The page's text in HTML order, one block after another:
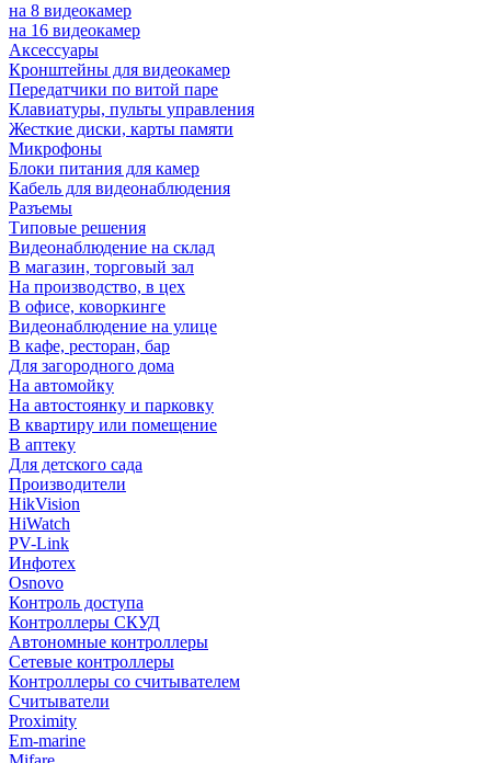
на 8 видеокамер
на 16 видеокамер
Аксессуары
Кронштейны для видеокамер
Передатчики по витой паре
Клавиатуры, пульты управления
Жесткие диски, карты памяти
Микрофоны
Блоки питания для камер
Кабель для видеонаблюдения
Разъемы
Типовые решения
Видеонаблюдение на склад
В магазин, торговый зал
На производство, в цех
В офисе, коворкинге
Видеонаблюдение на улице
В кафе, ресторан, бар
Для загородного дома
На автомойку
На автостоянку и парковку
В квартиру или помещение
В аптеку
Для детского сада
Производители
HikVision
HiWatch
PV-Link
Инфотех
Osnovo
Контроль доступа
Контроллеры СКУД
Автономные контроллеры
Сетевые контроллеры
Контроллеры со считывателем
Считыватели
Proximity
Em-marine